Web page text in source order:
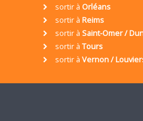
sortir à Orléans
sortir à Reims
sortir à Saint-Omer /
sortir à Tours
sortir à Vernon /